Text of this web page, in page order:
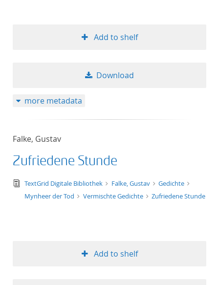
Add to shelf
Download
more metadata
Falke, Gustav
Zufriedene Stunde
text/tg.edition+tg.aggregation+xml
TextGrid Digitale Bibliothek Falke, Gustav
Gedichte
Mynheer der Tod
Vermischte Gedichte Zufriedene Stunde
Add to shelf